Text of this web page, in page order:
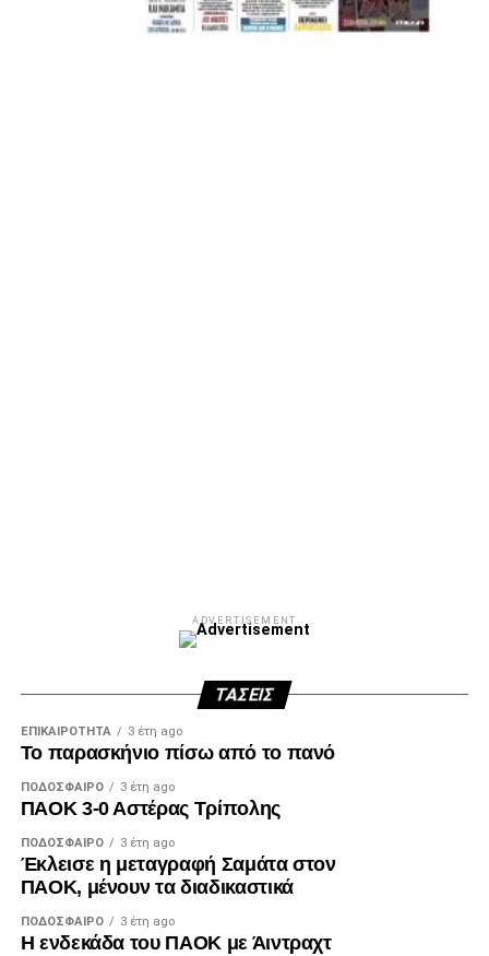
ΚΑΝΕΝΑΣ δεν είναι πάνω απο αυτά τα ιερά γράμματα.
Facebook
Twitter
Email
Pinterest
WhatsApp
LinkedIn
ADVERTISEMENT
ΤΆΣΕΙΣ
ΕΠΙΚΑΙΡΌΤΗΤΑ 3 έτη ago
Το παρασκήνιο πίσω από το πανό
ΠΟΔΌΣΦΑΙΡΟ 3 έτη ago
ΠΑΟΚ 3-0 Αστέρας Τρίπολης
ΠΟΔΌΣΦΑΙΡΟ 3 έτη ago
Έκλεισε η μεταγραφή Σαμάτα στον
ΠΑΟΚ, μένουν τα διαδικαστικά
ΠΟΔΌΣΦΑΙΡΟ 3 έτη ago
Η ενδεκάδα του ΠΑΟΚ με Άιντραχτ